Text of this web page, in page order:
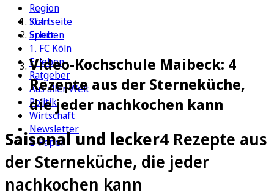
Region
Köln
Sport
1. FC Köln
Erleben
Ratgeber
Aus aller Welt
Politik
Wirtschaft
Newsletter
E-Paper
Startseite
Erleben
Video-Kochschule Maibeck: 4
Rezepte aus der Sterneküche,
die jeder nachkochen kann
Saisonal und lecker4 Rezepte aus
der Sterneküche, die jeder
nachkochen kann